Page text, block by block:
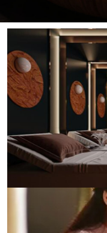
传
郑州洋枫阁养